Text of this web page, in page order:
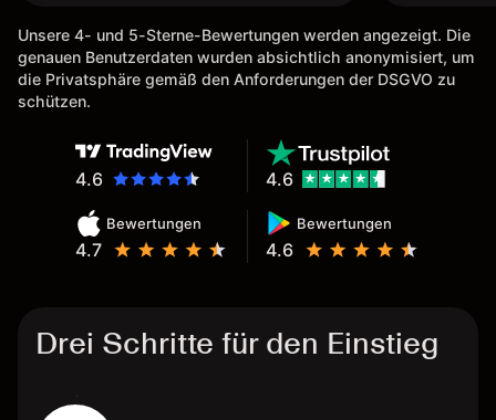
Unsere 4- und 5-Sterne-Bewertungen werden angezeigt. Die
genauen Benutzerdaten wurden absichtlich anonymisiert, um
die Privatsphäre gemäß den Anforderungen der DSGVO zu
schützen.
4.6
Bewertungen
4.7
Bewertungen
4.6
4.6
Drei Schritte für den Einstieg